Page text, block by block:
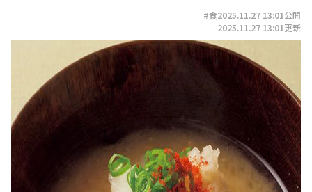
#食2025.11.27 13:01公開
2025.11.27 13:01更新